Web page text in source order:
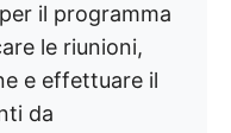
il programma
le riunioni,
e effettuare il
da